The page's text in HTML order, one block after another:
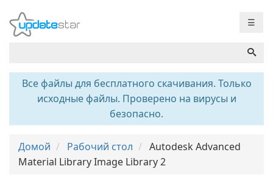
☰
Все файлы для бесплатного скачивания. Только
исходные файлы. Проверено на вирусы и
безопасно.
Домой Рабочий стол
Autodesk Advanced
Material Library Image Library 2